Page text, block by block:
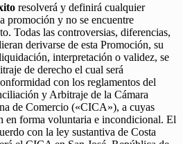
resolverá y definirá cualquier
promoción y no se encuentre
Todas las controversias, diferencias,
derivarse de esta Promoción, su
interpretación o validez, se
de derecho el cual será
con los reglamentos del
y Arbitraje de la Cámara
de Comercio («CICA»), a cuyas
en forma voluntaria e incondicional. El
con la ley sustantiva de Costa